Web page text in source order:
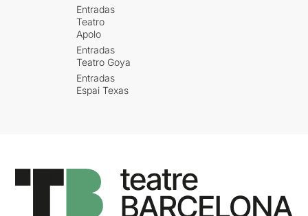
Entradas
Teatro
Apolo
Entradas
Teatro Goya
Entradas
Espai Texas